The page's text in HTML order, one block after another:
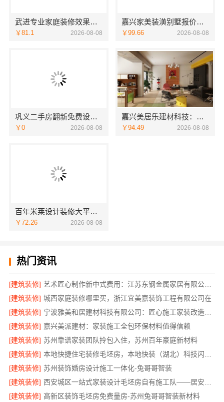
武进专业家庭装修效果图-常州宜居佳装饰工程有限公司
￥81.1 2026-08-08
嘉兴家美装潢别墅报价，嘉兴家美建材透明预算
￥99.66 2026-08-08
巩义二手房翻新免费设计_河南璟臻环保建材有限公司
￥0 2026-08-08
嘉兴美居乐建材科技：嘉兴周边房屋装修联系电话
￥94.49 2026-08-08
百年米莱设计装修大平层，百年米莱装饰公司
￥72.26 2026-08-08
热门资讯
[建筑装修]
艺术匠心制作新中式费用：江苏东钢金属家居有限公司透明报价一览
[建筑装修] 城西家庭装修哪里买，浙江宜美嘉装饰工程有限公司在
[建筑装修]
宁波雅美和居建材科技有限公司：匠心施工家装改造二手房改造
[建筑装修] 嘉兴美派建材：家装施工全包环保材料值得信赖
[建筑装修] 苏州靠谱家装团队拎包入住，苏州百年豪庭新材料
[建筑装修]
[建筑装修] 苏州装饰婚房设计施工一体化-兔哥哥智装
[建筑装修]
[建筑装修] 高新区装饰毛坯房免费量房-苏州兔哥哥智装新材料